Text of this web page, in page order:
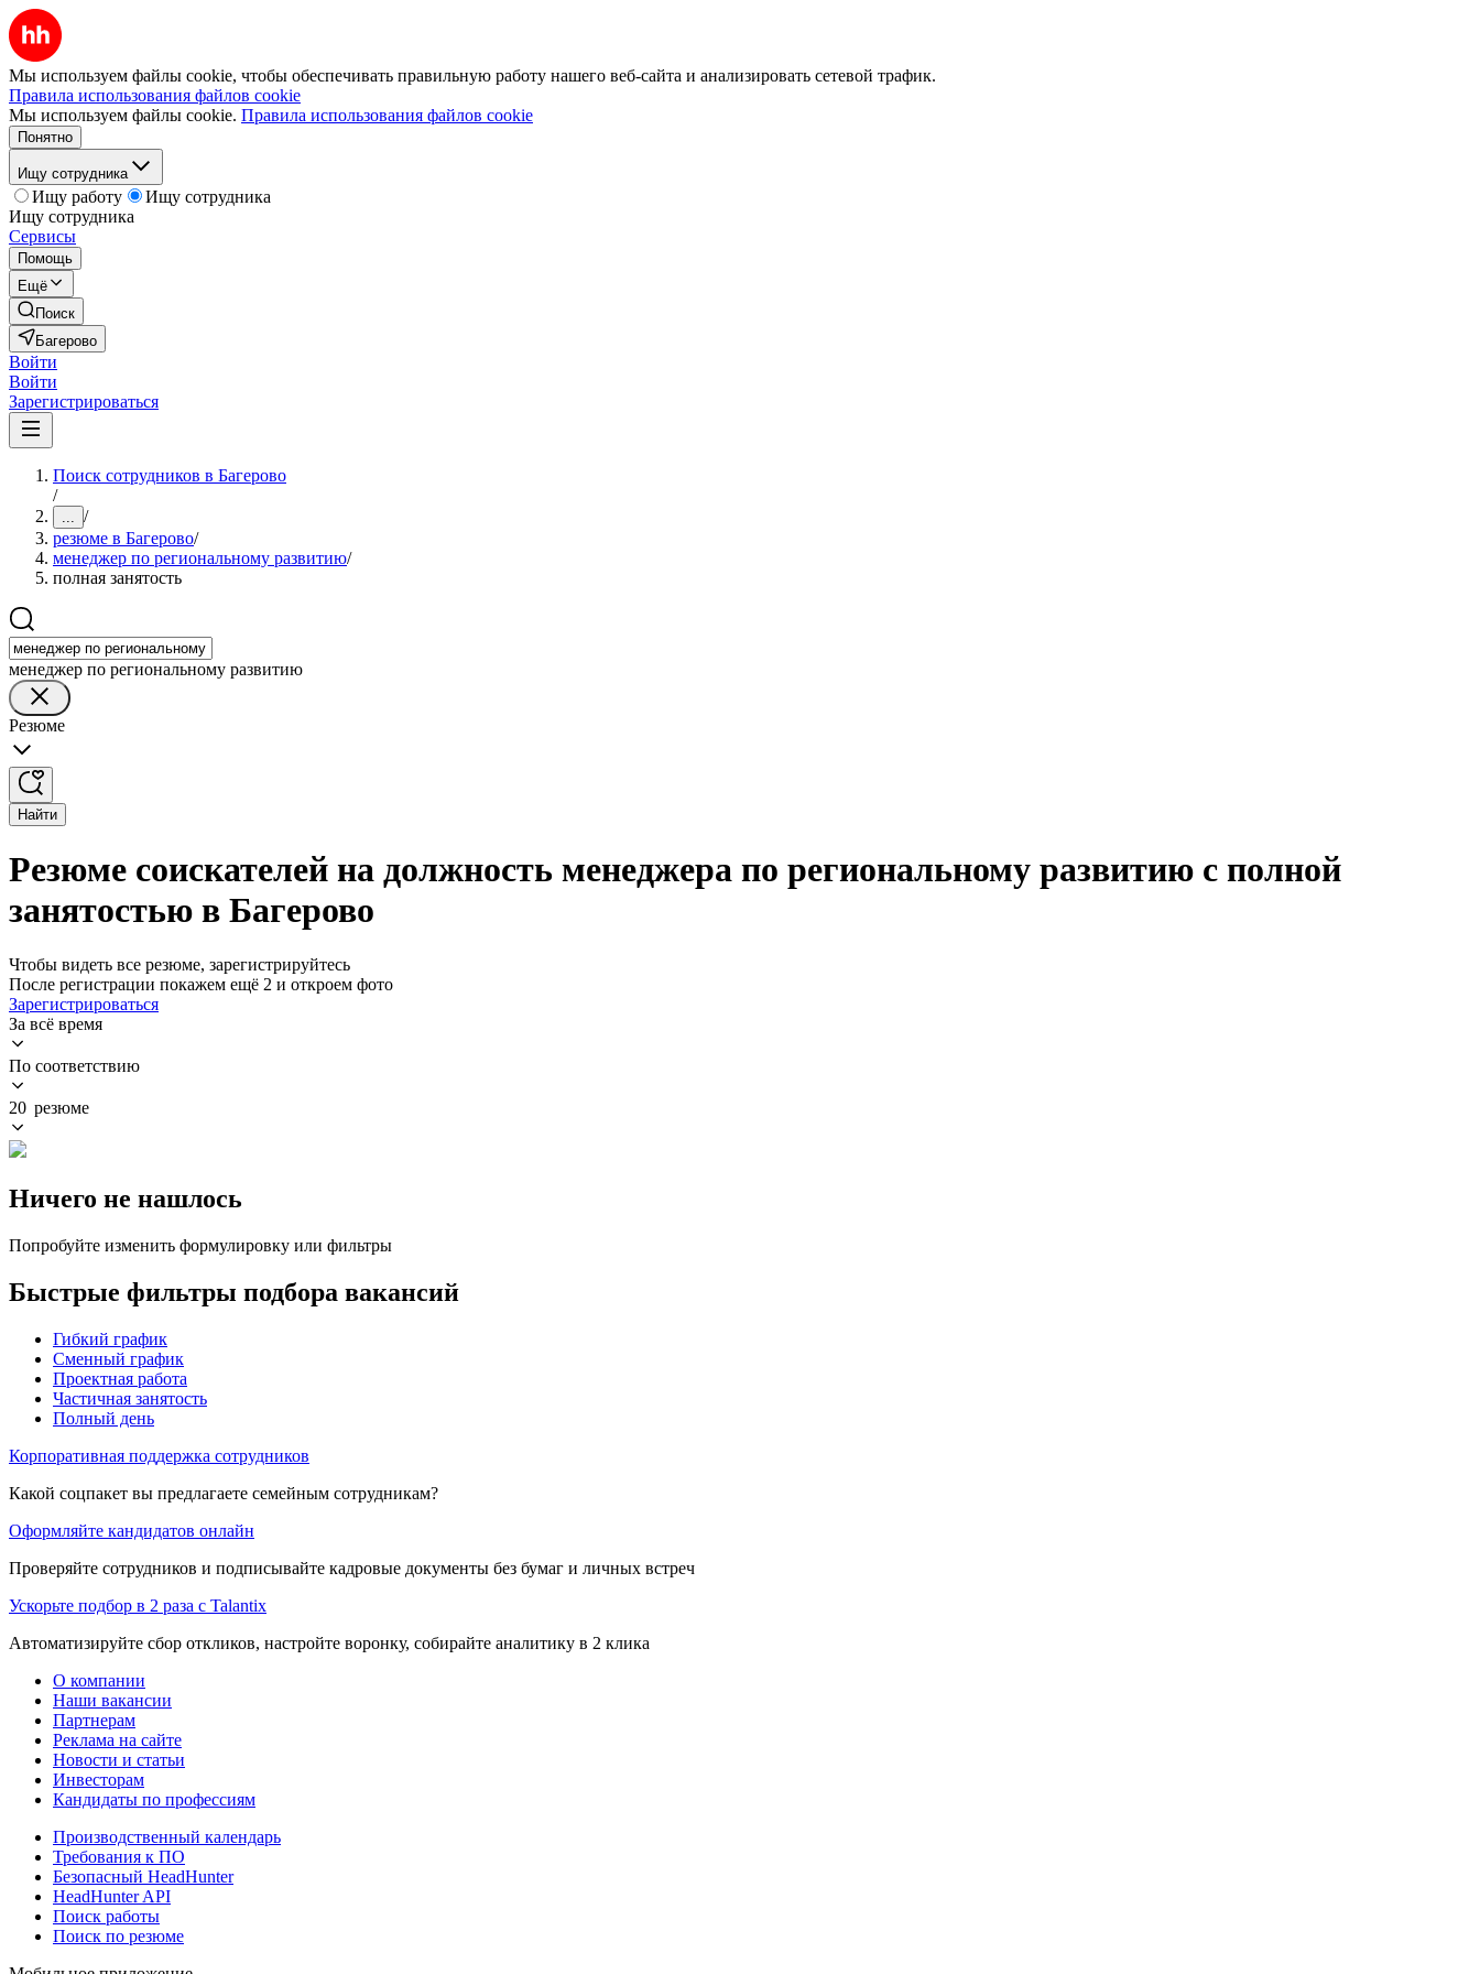
Мы используем файлы cookie, чтобы обеспечивать правильную работу нашего веб-сайта и анализировать сетевой трафик.
Правила использования файлов cookie
Мы используем файлы cookie. Правила использования файлов cookie
Понятно
Ищу сотрудника
Ищу работу
Ищу сотрудника
Ищу сотрудника
Сервисы
Помощь
Ещё
Поиск
Багерово
Войти
Войти
Зарегистрироваться
Поиск сотрудников в Багерово
/
... /
резюме в Багерово/
менеджер по региональному развитию/
полная занятость
менеджер по региональному развитию
Резюме
Найти
Резюме соискателей на должность менеджера по региональному развитию с полной
занятостью в Багерово
Чтобы видеть все резюме, зарегистрируйтесь
После регистрации покажем ещё 2 и откроем фото
Зарегистрироваться
За всё время
По соответствию
20 резюме
Ничего не нашлось
Попробуйте изменить формулировку или фильтры
Быстрые фильтры подбора вакансий
Гибкий график
Сменный график
Проектная работа
Частичная занятость
Полный день
Корпоративная поддержка сотрудников
Какой соцпакет вы предлагаете семейным сотрудникам?
Оформляйте кандидатов онлайн
Проверяйте сотрудников и подписывайте кадровые документы без бумаг и личных встреч
Ускорьте подбор в 2 раза с Talantix
Автоматизируйте сбор откликов, настройте воронку, собирайте аналитику в 2 клика
О компании
Наши вакансии
Партнерам
Реклама на сайте
Новости и статьи
Инвесторам
Кандидаты по профессиям
Производственный календарь
Требования к ПО
Безопасный HeadHunter
HeadHunter API
Поиск работы
Поиск по резюме